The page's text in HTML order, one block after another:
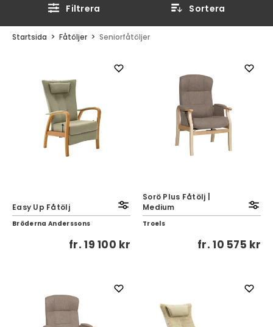
Filtrera Sortera
Startsida Fåtöljer Seniorfåtöljer
Easy Up Fåtölj
Bröderna Anderssons
fr.19 100 kr
Sorö Plus Fåtölj |
Medium
Troels
fr.10 575 kr